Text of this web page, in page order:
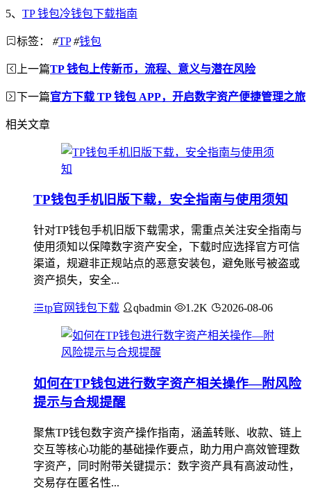
5、 TP 钱包冷钱包下载指南
标签： #TP #钱包
上一篇TP 钱包上传新币，流程、意义与潜在风险
下一篇官方下载 TP 钱包 APP，开启数字资产便捷管理之旅
相关文章
TP钱包手机旧版下载，安全指南与使用须知
针对TP钱包手机旧版下载需求，需重点关注安全指南与
使用须知以保障数字资产安全，下载时应选择官方可信
渠道，规避非正规站点的恶意安装包，避免账号被盗或
资产损失，安全...
tp官网钱包下载 qbadmin 1.2K 2026-08-06
如何在TP钱包进行数字资产相关操作—附风险
提示与合规提醒
聚焦TP钱包数字资产操作指南，涵盖转账、收款、链上
交互等核心功能的基础操作要点，助力用户高效管理数
字资产，同时附带关键提示：数字资产具有高波动性，
交易存在匿名性...